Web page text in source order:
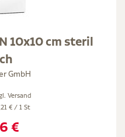
10x10 cm steril
GmbH
Versand
€ / 1 St
€